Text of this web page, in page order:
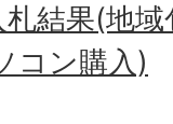
結果(地
コン購入)